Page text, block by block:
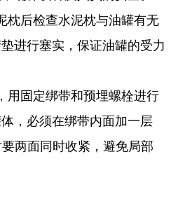
枕后检查水泥枕与油罐有无
进行塞实，保证油罐的受力
用固定绑带和预埋螺栓进行
，必须在绑带内面加一层
两面同时收紧，避免局部